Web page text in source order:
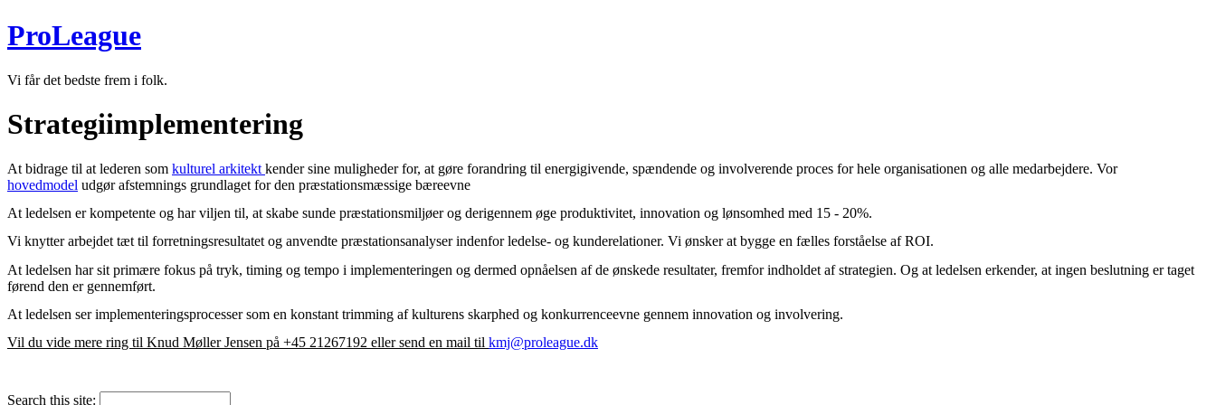
ProLeague
Vi får det bedste frem i folk.
Strategiimplementering
At bidrage til at lederen som kulturel arkitekt kender sine muligheder for, at gøre forandring til energigivende, spændende og involverende proces for hele organisationen og alle medarbejdere. Vor
hovedmodel udgør afstemnings grundlaget for den præstationsmæssige bæreevne
At ledelsen er kompetente og har viljen til, at skabe sunde præstationsmiljøer og derigennem øge produktivitet, innovation og lønsomhed med 15 - 20%.
Vi knytter arbejdet tæt til forretningsresultatet og anvendte præstationsanalyser indenfor ledelse- og kunderelationer. Vi ønsker at bygge en fælles forståelse af ROI.
At ledelsen har sit primære fokus på tryk, timing og tempo i implementeringen og dermed opnåelsen af de ønskede resultater, fremfor indholdet af strategien. Og at ledelsen erkender, at ingen beslutning er taget
førend den er gennemført.
At ledelsen ser implementeringsprocesser som en konstant trimming af kulturens skarphed og konkurrenceevne gennem innovation og involvering.
Vil du vide mere ring til Knud Møller Jensen på +45 21267192 eller send en mail til kmj@proleague.dk
Search this site: